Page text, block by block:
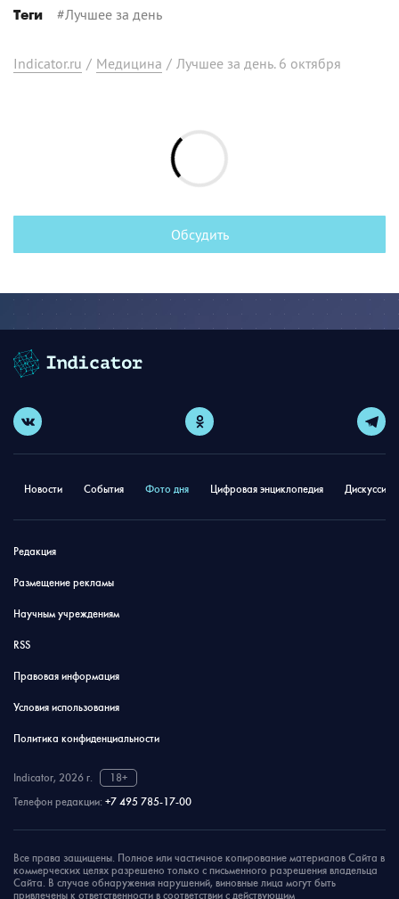
Теги #Лучшее за день
Indicator.ru / Медицина / Лучшее за день. 6 октября
Обсудить
Новости События Фото дня Цифровая энциклопедия
Редакция
Размещение рекламы
Научным учреждениям
RSS
Правовая информация
Условия использования
Политика конфиденциальности
Indicator, 2026 г.
18+
Телефон редакции: +7 495 785-17-00
Все права защищены. Полное или частичное копирование материалов Сайта в
коммерческих целях разрешено только с письменного разрешения владельца
Сайта. В случае обнаружения нарушений, виновные лица могут быть
привлечены к ответственности в соответствии с действующим